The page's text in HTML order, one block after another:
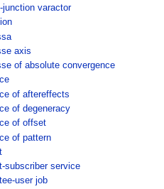
junction varactor
axis
of absolute convergence
of aftereffects
of degeneracy
of offset
of pattern
subscriber service
user job